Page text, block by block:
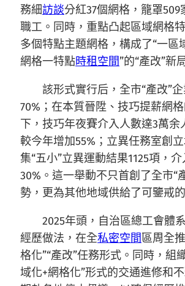
務細訪談分紅37個網格，籠罩509
職工。同時，重點凸起區域網格
多個特點主題網格，構成了“一區
網格一特點時租空間”的“產改”新
該形式實行后，全市“產改”
70%；在本質晉陞、技巧提薪網
下，技巧年夜賽介入人數達3萬余
較今年增加55%；立異任務室創
集“五小”立異運動結果1125項，
30%。這一舉動不只首創了全市“
勢，更為其他地域供給了可鑒戒
2025年頭，自治區總工會體
經歷做法，在全私密空間區周全
格化”“產改”任務形式。同時，組
域化+網格化”形式的交通進修和